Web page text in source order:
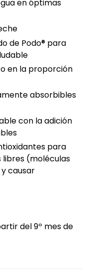
en óptimas
de Podo® para
en la proporción
absorbibles
con la adición
para
(moléculas
causar
del 9º mes de